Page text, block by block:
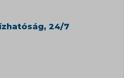
24/7